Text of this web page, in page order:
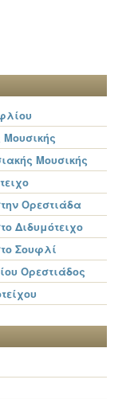
Μουσικής
Μουσικής
Ορεστιάδα
Διδυμότειχο
Σουφλί
Ορεστιάδος